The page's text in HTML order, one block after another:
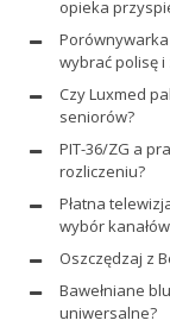
opieka
wybrać polisę
Czy Luxmed
seniorów?
PIT-36/ZG a
rozliczeniu?
Płatna
wybór
Oszczędzaj z
Bawełniane
uniwersalne?